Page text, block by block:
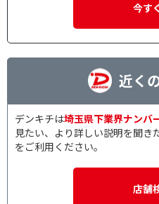
今す
近く
デンキチは埼玉県下業界ナンバ
見たい、より詳しい説明を聞き
をご利用ください。
店舗